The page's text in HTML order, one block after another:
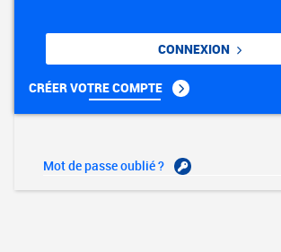
CONNEXION
CRÉER VOTRE COMPTE
Mot de passe oublié ?